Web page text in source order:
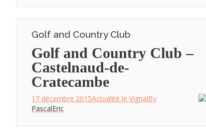
Golf and Country Club
Golf and Country Club –
Castelnaud-de-
Cratecambe
17 décembre 2015Actualité le VignalBy
PascalEric